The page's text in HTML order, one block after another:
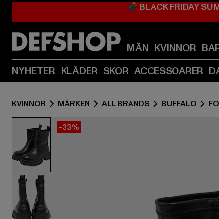
💣 BLACK FRIDAY
MÄN KVINNOR
NYHETER KLÄDER SKOR ACCESSOARER
KVINNOR MÄRKEN ALL BRANDS BUFFALO
-33%